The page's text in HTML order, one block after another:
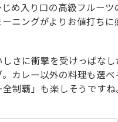
め入り口の高級フルーツ
ニングがよりお値打ちに
さに衝撃を受けっぱなし
カレー以外の料理も選べ
制覇」も楽しそうですね